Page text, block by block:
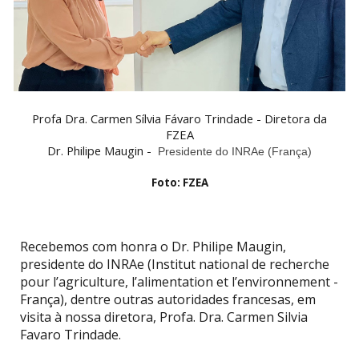
Profa Dra. Carmen Sílvia Fávaro Trindade - Diretora da
FZEA
Dr. Philipe Maugin -
Presidente do INRAe (França)
Foto: FZEA
Recebemos com honra o Dr. Philipe Maugin,
presidente do INRAe (Institut national de recherche
pour l’agriculture, l’alimentation et l’environnement -
França), dentre outras autoridades francesas, em
visita à nossa diretora, Profa. Dra. Carmen Silvia
Favaro Trindade.